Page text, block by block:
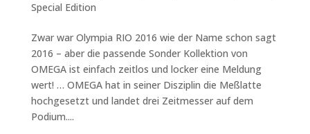
Special Edition
Zwar war Olympia RIO 2016 wie der Name schon sagt
2016 – aber die passende Sonder Kollektion von
OMEGA ist einfach zeitlos und locker eine Meldung
wert! … OMEGA hat in seiner Disziplin die Meßlatte
hochgesetzt und landet drei Zeitmesser auf dem
Podium....